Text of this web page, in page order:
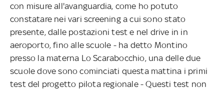
con misure all'avanguardia, come ho potuto
constatare nei vari screening a cui sono stato
presente, dalle postazioni test e nel drive in in
aeroporto, fino alle scuole - ha detto Montino
presso la materna Lo Scarabocchio, una delle due
scuole dove sono cominciati questa mattina i primi
test del progetto pilota regionale - Questi test non